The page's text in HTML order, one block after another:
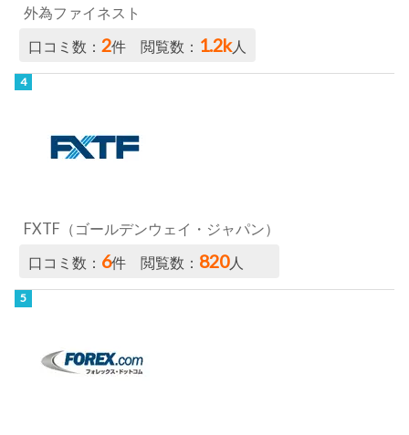
外為ファイネスト
口コミ数：2件 閲覧数： 1.2k人
FXTF（ゴールデンウェイ・ジャパン）
口コミ数： 6件 閲覧数： 820人